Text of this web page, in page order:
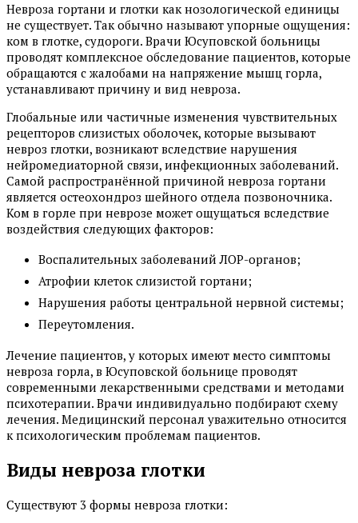
Невроза гортани и глотки как нозологической единицы
не существует. Так обычно называют упорные ощущения:
ком в глотке, судороги. Врачи Юсуповской больницы
проводят комплексное обследование пациентов, которые
обращаются с жалобами на напряжение мышц горла,
устанавливают причину и вид невроза.
Глобальные или частичные изменения чувствительных
рецепторов слизистых оболочек, которые вызывают
невроз глотки, возникают вследствие нарушения
нейромедиаторной связи, инфекционных заболеваний.
Самой распространённой причиной невроза гортани
является остеохондроз шейного отдела позвоночника.
Ком в горле при неврозе может ощущаться вследствие
воздействия следующих факторов:
Воспалительных заболеваний ЛОР-органов;
Атрофии клеток слизистой гортани;
Нарушения работы центральной нервной системы;
Переутомления.
Лечение пациентов, у которых имеют место симптомы
невроза горла, в Юсуповской больнице проводят
современными лекарственными средствами и методами
психотерапии. Врачи индивидуально подбирают схему
лечения. Медицинский персонал уважительно относится
к психологическим проблемам пациентов.
Виды невроза глотки
Существуют 3 формы невроза глотки: